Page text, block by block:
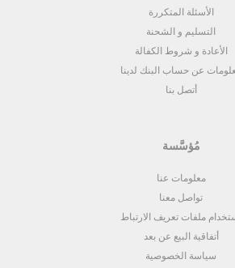
الأسئلة المتكررة
التسليم و الشحنة
الأعادة و شروط الكفالة
عن حساب البنك لدينا
أتصل بنا
مُؤسَّسة
معلومات عنا
تواصل معنا
ملفات تعريف الارتباط
أتفاقية البيع عن بعد
سياسة الخصوصية